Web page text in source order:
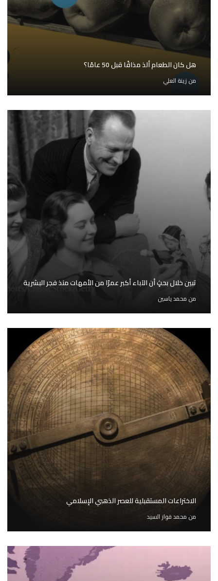
هل كان الطعام ألذ مذاقًا قبل 50 عامًا؟
من زينة العلي
تبين خلال بحثٍ أن الآباء أكبر عمرًا من الأمهات منذ فجر البشرية
من محمد ياسين
الاختراعات المستقبلية للعصر الذهبي الإسلامي
من محمد فواز السيد